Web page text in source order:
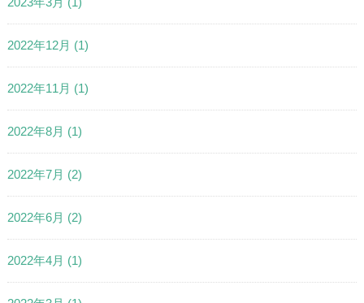
2022年12月 (1)
2022年11月 (1)
2022年8月 (1)
2022年7月 (2)
2022年6月 (2)
2022年4月 (1)